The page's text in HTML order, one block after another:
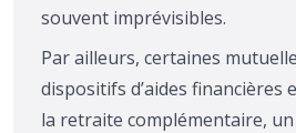
souvent imprévisibles.
Par ailleurs, certaines
dispositifs d’aides financières
la retraite complémentaire,